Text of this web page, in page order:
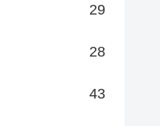
29
28
43